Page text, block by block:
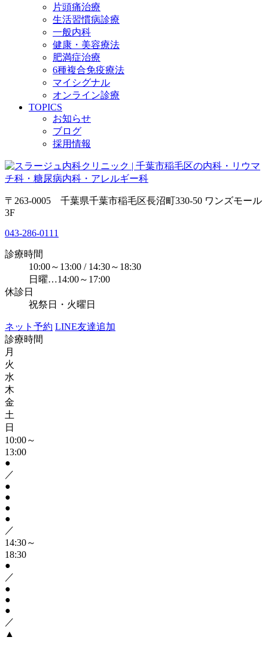
片頭痛治療
生活習慣病診療
一般内科
健康・美容療法
肥満症治療
6種複合免疫療法
マイシグナル
オンライン診療
TOPICS
お知らせ
ブログ
採用情報
〒263-0005 千葉県千葉市稲毛区長沼町330-50 ワンズモール
3F
043-286-0111
診療時間
10:00～13:00 / 14:30～18:30
日曜…14:00～17:00
休診日
祝祭日・火曜日
ネット予約 LINE友達追加
診療時間
月
火
水
木
金
土
日
10:00～
13:00
●
／
●
●
●
●
／
14:30～
18:30
●
／
●
●
●
／
▲